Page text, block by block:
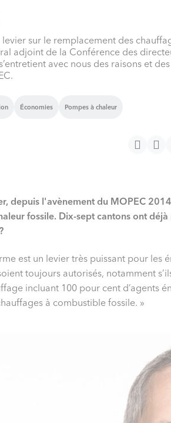
sur le remplacement des
adjoint de la Conférence des
avec nous des raisons et des
Économies Pompes à chaleur
depuis l'avènement du MOPEC
fossile. Dix-sept cantons ont
est un levier très puissant pour les
toujours autorisés, notamment
incluant 100 pour cent d’agents
à combustible fossile. »